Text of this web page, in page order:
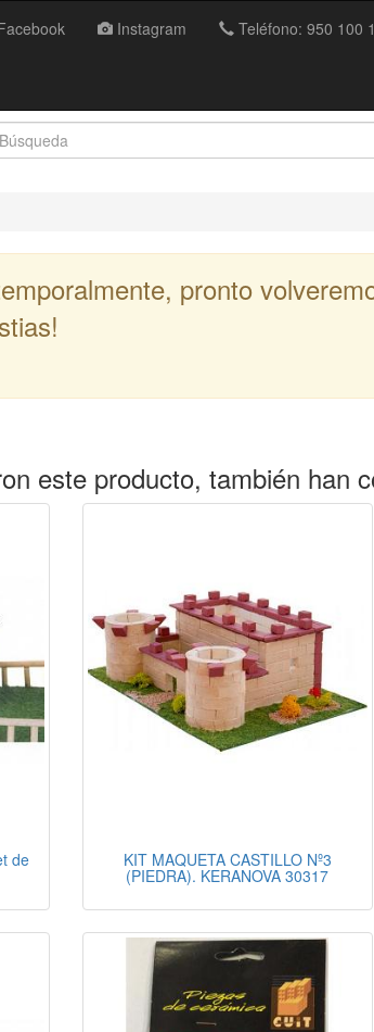
Instagram Teléfono: 950 100
pronto
este producto, también han
de KIT MAQUETA CASTILLO Nº3
(PIEDRA). KERANOVA 30317